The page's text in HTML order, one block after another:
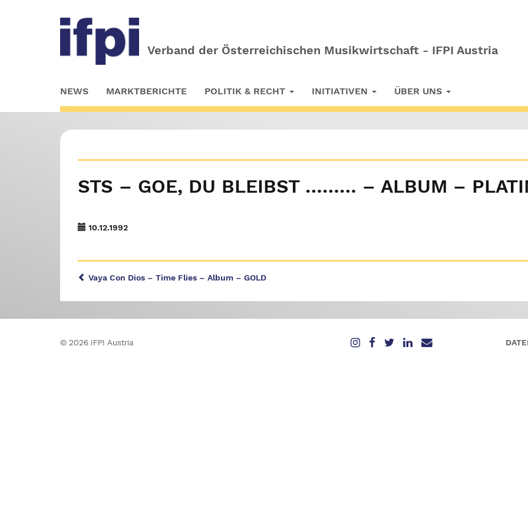
Verband der Österreichischen Musikwirtschaft - IFPI Austria
to
main
NEWS MARKTBERICHTE POLITIK & RECHT INITIATIVEN ÜBER UNS
STS – GOE, DU BLEIBST ……… – ALBUM –
10.12.1992
Vaya Con Dios – Time Flies – Album – GOLD
© 2026 IFPI Austria